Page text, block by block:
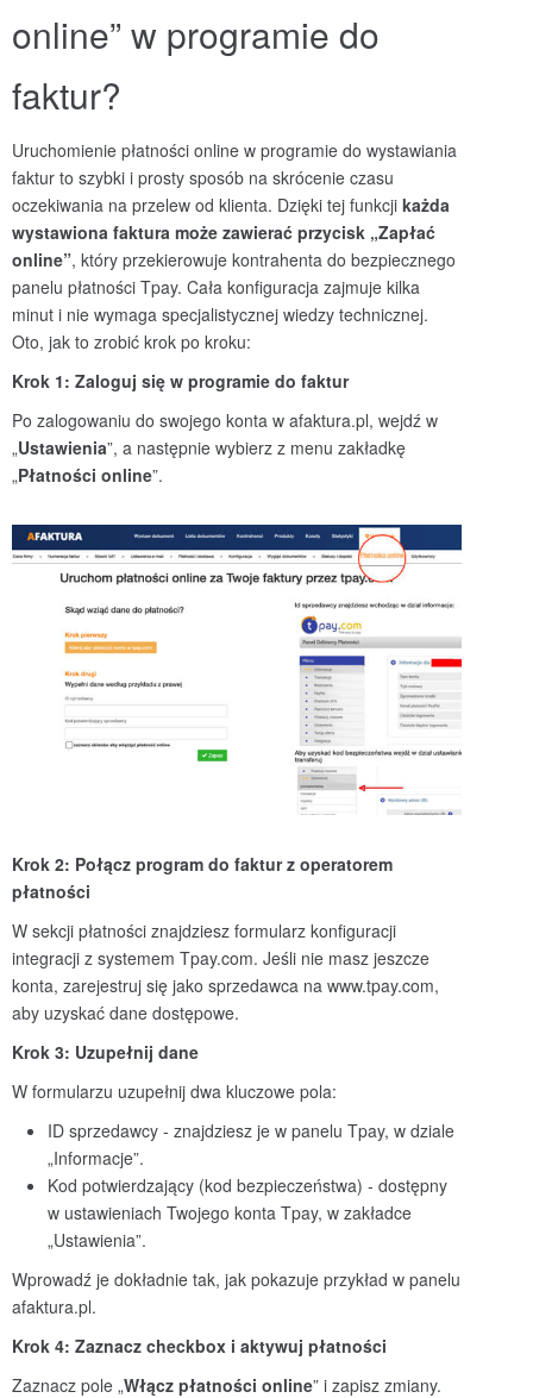
online” w programie do
faktur?
Uruchomienie płatności online w programie do wystawiania
faktur to szybki i prosty sposób na skrócenie czasu
oczekiwania na przelew od klienta. Dzięki tej funkcji każda
wystawiona faktura może zawierać przycisk „Zapłać
online”, który przekierowuje kontrahenta do bezpiecznego
panelu płatności Tpay. Cała konfiguracja zajmuje kilka
minut i nie wymaga specjalistycznej wiedzy technicznej.
Oto, jak to zrobić krok po kroku:
Krok 1: Zaloguj się w programie do faktur
Po zalogowaniu do swojego konta w afaktura.pl, wejdź w
„Ustawienia”, a następnie wybierz z menu zakładkę
„Płatności online”.
Krok 2: Połącz program do faktur z operatorem
płatności
W sekcji płatności znajdziesz formularz konfiguracji
integracji z systemem Tpay.com. Jeśli nie masz jeszcze
konta, zarejestruj się jako sprzedawca na www.tpay.com,
aby uzyskać dane dostępowe.
Krok 3: Uzupełnij dane
W formularzu uzupełnij dwa kluczowe pola:
ID sprzedawcy - znajdziesz je w panelu Tpay, w dziale
„Informacje”.
Kod potwierdzający (kod bezpieczeństwa) - dostępny
w ustawieniach Twojego konta Tpay, w zakładce
„Ustawienia”.
Wprowadź je dokładnie tak, jak pokazuje przykład w panelu
afaktura.pl.
Krok 4: Zaznacz checkbox i aktywuj płatności
Zaznacz pole „Włącz płatności online” i zapisz zmiany.